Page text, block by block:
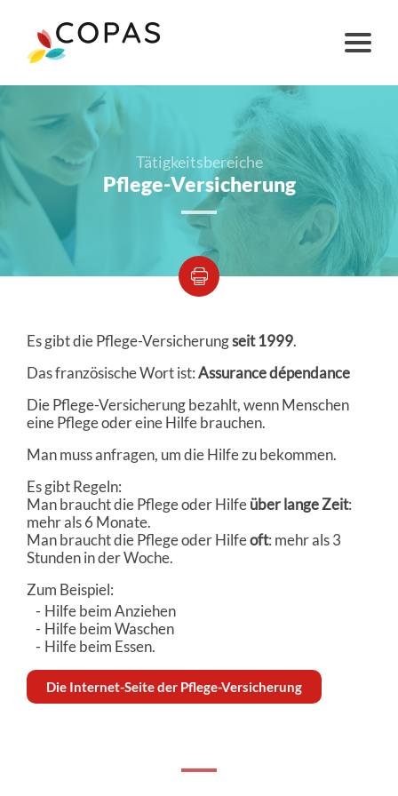
Tätigkeitsbereiche
Pflege-Versicherung
Es gibt die Pflege-Versicherungseit 1999.
Das französische Wort ist: Assurance dépendance
Die Pflege-Versicherung bezahlt, wenn Menschen
eine Pflege oder eine Hilfe brauchen.
Man muss anfragen, um die Hilfe zu bekommen.
Es gibt Regeln:
Man braucht die Pflege oder Hilfe über lange Zeit:
mehr als 6 Monate.
Man braucht die Pflege oder Hilfeoft: mehr als 3
Stunden in der Woche.
Zum Beispiel:
Hilfe beim Anziehen
Hilfe beim Waschen
Hilfe beim Essen.
Die Internet-Seite der Pflege-Versicherung